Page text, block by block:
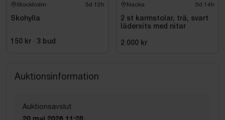
Stockholm 3d 12h
Skohylla
150 kr · 3 bud
Nacka 5d 14h
2 st karmstolar, trä, svart
lädersits med nitar
2 000 kr
Auktionsinformation
Auktionsavslut
20 maj 2026 11:28